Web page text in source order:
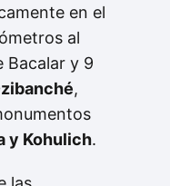
en el
al
Bacalar y 9
,
y Kohulich.